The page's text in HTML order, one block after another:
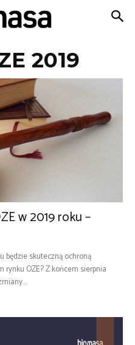
2019
w 2019 roku –
będzie skuteczną ochroną
OZE? Z końcem sierpnia